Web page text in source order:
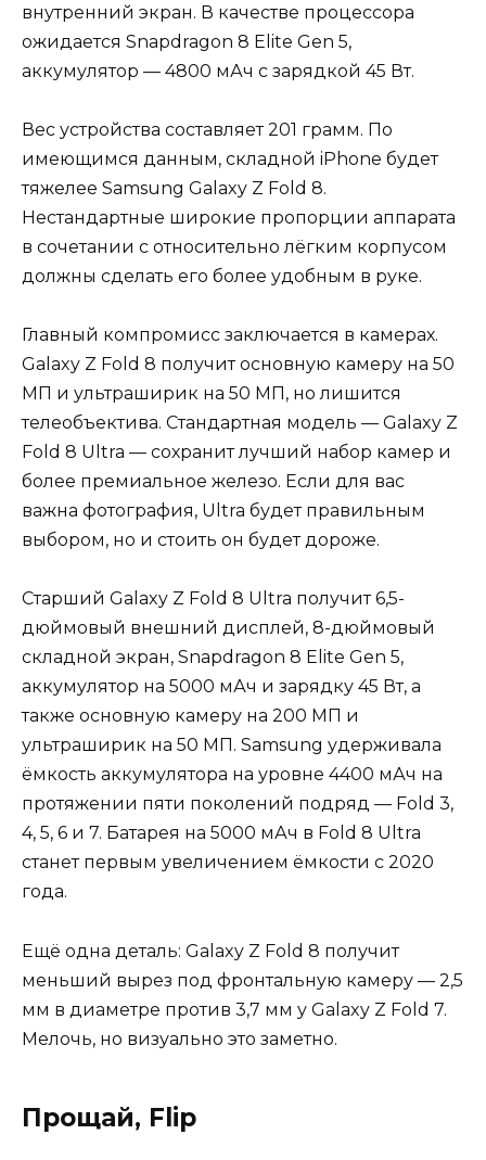
внутренний экран. В качестве процессора
ожидается Snapdragon 8 Elite Gen 5,
аккумулятор — 4800 мАч с зарядкой 45 Вт.
Вес устройства составляет 201 грамм. По
имеющимся данным, складной iPhone будет
тяжелее Samsung Galaxy Z Fold 8.
Нестандартные широкие пропорции аппарата
в сочетании с относительно лёгким корпусом
должны сделать его более удобным в руке.
Главный компромисс заключается в камерах.
Galaxy Z Fold 8 получит основную камеру на 50
МП и ультраширик на 50 МП, но лишится
телеобъектива. Стандартная модель — Galaxy Z
Fold 8 Ultra — сохранит лучший набор камер и
более премиальное железо. Если для вас
важна фотография, Ultra будет правильным
выбором, но и стоить он будет дороже.
Старший Galaxy Z Fold 8 Ultra получит 6,5-
дюймовый внешний дисплей, 8-дюймовый
складной экран, Snapdragon 8 Elite Gen 5,
аккумулятор на 5000 мАч и зарядку 45 Вт, а
также основную камеру на 200 МП и
ультраширик на 50 МП. Samsung удерживала
ёмкость аккумулятора на уровне 4400 мАч на
протяжении пяти поколений подряд — Fold 3,
4, 5, 6 и 7. Батарея на 5000 мАч в Fold 8 Ultra
станет первым увеличением ёмкости с 2020
года.
Ещё одна деталь: Galaxy Z Fold 8 получит
меньший вырез под фронтальную камеру — 2,5
мм в диаметре против 3,7 мм у Galaxy Z Fold 7.
Мелочь, но визуально это заметно.
Прощай, Flip